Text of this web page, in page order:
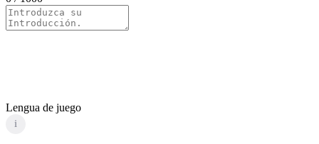
Lengua de juego
i